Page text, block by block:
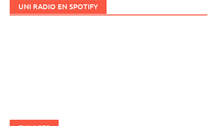
UNI RADIO EN SPOTIFY